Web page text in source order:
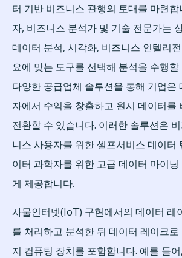
터 기반 비즈니스 관행의 토대를 마련
자, 비즈니스 분석가 및 기술 전문가는
데이터 분석, 시각화, 비즈니스 인텔리
요에 맞는 도구를 선택해 분석을 수행
다양한 공급업체 솔루션을 통해 기업은
자에서 수익을 창출하고 원시 데이터를
전환할 수 있습니다. 이러한 솔루션은
니스 사용자를 위한 셀프서비스 데이터
이터 과학자를 위한 고급 데이터 마이
게 제공합니다.
사물인터넷(IoT) 구현에서의 데이터 레
를 처리하고 분석한 뒤 데이터 레이크
지 컴퓨팅 장치를 포함합니다. 예를 들